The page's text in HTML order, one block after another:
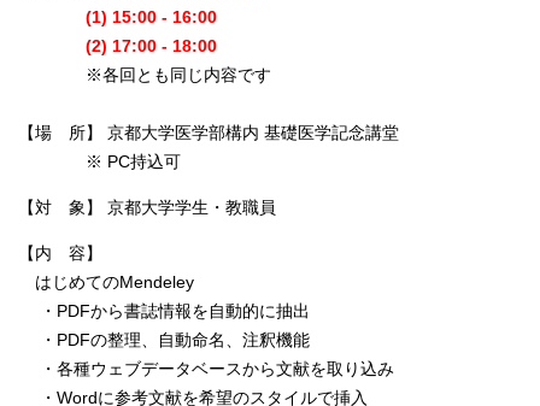
(1) 15:00 - 16:00
(2) 17:00 - 18:00
※各回とも同じ内容です
【場 所】 京都大学医学部構内 基礎医学記念講堂
※ PC持込可
【対 象】 京都大学学生・教職員
【内 容】
はじめてのMendeley
・PDFから書誌情報を自動的に抽出
・PDFの整理、自動命名、注釈機能
・各種ウェブデータベースから文献を取り込み
・Wordに参考文献を希望のスタイルで挿入